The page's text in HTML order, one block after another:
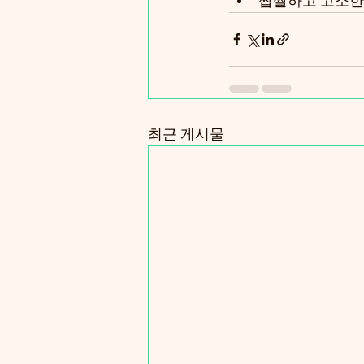
최근 게시물